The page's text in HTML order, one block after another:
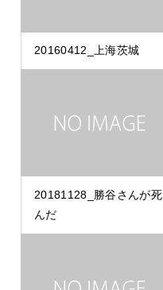
20160412_上海茨城
20181128_勝谷さんが死
んだ